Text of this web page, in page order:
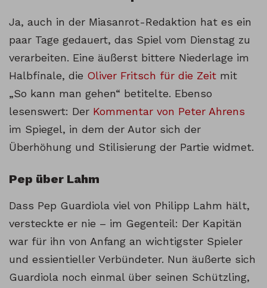
Ja, auch in der Miasanrot-Redaktion hat es ein
paar Tage gedauert, das Spiel vom Dienstag zu
verarbeiten. Eine äußerst bittere Niederlage im
Halbfinale, die Oliver Fritsch für die Zeit mit
„So kann man gehen“ betitelte. Ebenso
lesenswert: Der Kommentar von Peter Ahrens
im Spiegel, in dem der Autor sich der
Überhöhung und Stilisierung der Partie widmet.
Pep über Lahm
Dass Pep Guardiola viel von Philipp Lahm hält,
versteckte er nie – im Gegenteil: Der Kapitän
war für ihn von Anfang an wichtigster Spieler
und essientieller Verbündeter. Nun äußerte sich
Guardiola noch einmal über seinen Schützling,